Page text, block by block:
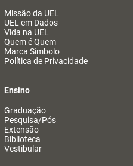
Missão da UEL
UEL em Dados
Vida na UEL
Quem é Quem
Marca Símbolo
Política de Privacidade
Ensino
Graduação
Pesquisa/Pós
Extensão
Biblioteca
Vestibular